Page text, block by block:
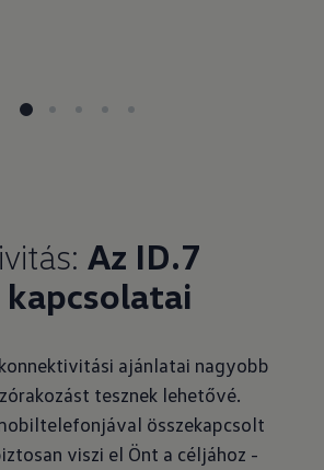
Az ID.7
ajánlatai nagyobb
tesznek lehetővé.
összekapcsolt
viszi el Önt a céljához -